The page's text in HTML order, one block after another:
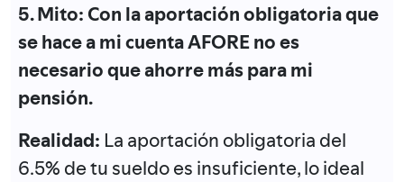
5. Mito: Con la aportación obligatoria que
se hace a mi cuenta AFORE no es
necesario que ahorre más para mi
pensión.
Realidad: La aportación obligatoria del
6.5% de tu sueldo es insuficiente, lo ideal